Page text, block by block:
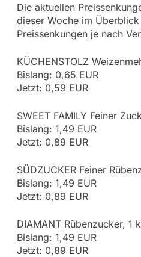
Die aktuellen
dieser Woche im
Preissenkungen je nach
KÜCHENSTOLZ
Bislang: 0,65 EUR
Jetzt: 0,59 EUR
SWEET FAMILY Feiner
Bislang: 1,49 EUR
Jetzt: 0,89 EUR
SÜDZUCKER Feiner
Bislang: 1,49 EUR
Jetzt: 0,89 EUR
DIAMANT Rübenzucker, 1
Bislang: 1,49 EUR
Jetzt: 0,89 EUR